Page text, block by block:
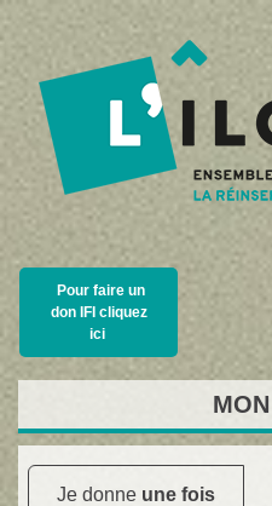
Pour faire un
don IFI cliquez
ici
MON
Je donne une fois